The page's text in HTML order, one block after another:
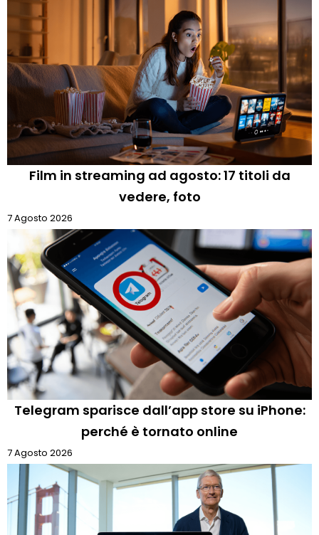
Film in streaming ad agosto: 17 titoli da
vedere, foto
7 Agosto 2026
Telegram sparisce dall’app store su iPhone:
perché è tornato online
7 Agosto 2026